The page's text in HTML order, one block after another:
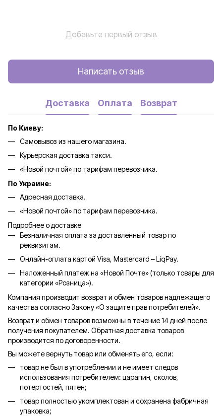
Добавьте первый отзыв
Написать отзыв
Доставка Оплата Возврат
По Киеву:
Самовывоз из нашего магазина.
Курьерская доставка такси.
«Новой почтой» по тарифам перевозчика.
По Украине:
Адресная доставка.
«Новой почтой» по тарифам перевозчика.
Подробнее о доставке
Безналичная оплата за доставленный товар по
реквизитам.
Онлайн-оплата картой Visa, Mastercard – LiqPay.
Наложенный платеж на «Новой Почте» (только товары для
категории «Розница»).
Компания производит возврат и обмен товаров надлежащего
качества согласно Закону «О защите прав потребителей».
Возврат и обмен товаров возможны в течение 14 дней после
получения покупателем. Обратная доставка товаров
производится по договоренности.
Вы можете вернуть товар или обменять его, если:
товар не был в употреблении и не имеет следов
использования потребителем: царапин, сколов,
потертостей, пятен;
товар полностью укомплектован и сохранена фабричная
упаковка;